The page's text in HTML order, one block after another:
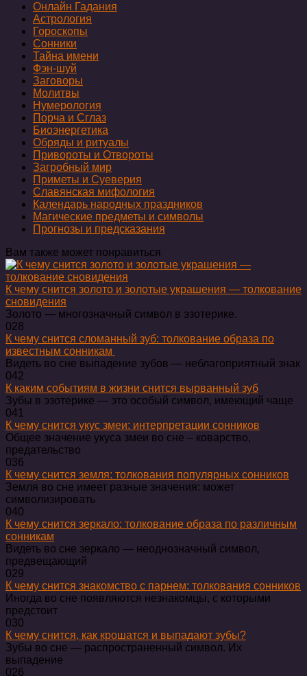
Онлайн Гадания
Астрология
Гороскопы
Сонники
Тайна имени
Фэн-шуй
Заговоры
Молитвы
Нумерология
Порча и Сглаз
Биоэнергетика
Обряды и ритуалы
Привороты и Отвороты
Загробный мир
Приметы и Суеверия
Славянская мифология
Календарь народных праздников
Магические предметы и символы
Прогнозы и предсказания
Вам также может понравиться
К чему снится золото и золотые украшения — толкование
сновидения
Золото — многозначный символ в эзотерике.
028
К чему снится сломанный зуб: толкование образа по
известным сонникам ​
Видеть во сне выпадение зубов — неблагоприятный знак
042
К каким событиям в жизни снится вырванный зуб
Зубы в эзотерике — это особый символ, имеющий чаще
041
К чему снится укус змеи: интерпретации сонников
Общее значение укуса змеи во сне – коварство,
предательство
036
К чему снится земля: толкования популярных сонников
Земля во сне имеет разные значения: может
символизировать
040
К чему снится зеркало: толкование образа по различным
сонникам
Видеть во сне зеркало — неоднозначный символ,
предвещающий
029
К чему снится знакомство с парнем: толкования сонников
Иногда во сне появляются незнакомцы, с которыми
предстоит
030
К чему снится, как крошатся и выпадают зубы?
Зубы во сне — распространенный символ. Их
выпадение
026